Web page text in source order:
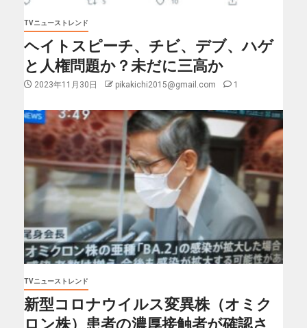
TVニューストレンド
ヘイトスピーチ、チビ、デブ、ハゲ
と人権問題か？未だに三高か
2023年11月30日 pikakichi2015@gmail.com 1
TVニューストレンド
新型コロナウイルス変異株（オミク
ロン株）患者の濃厚接触者が確認さ